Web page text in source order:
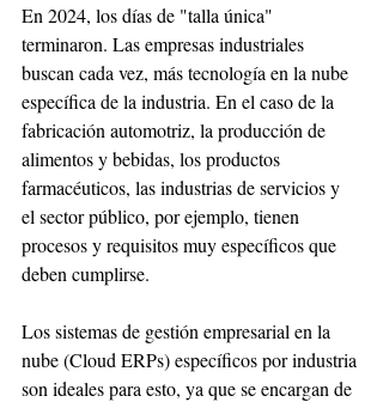
En 2024, los días de "talla única"
terminaron. Las empresas industriales
buscan cada vez, más tecnología en la nube
específica de la industria. En el caso de la
fabricación automotriz, la producción de
alimentos y bebidas, los productos
farmacéuticos, las industrias de servicios y
el sector público, por ejemplo, tienen
procesos y requisitos muy específicos que
deben cumplirse.
Los sistemas de gestión empresarial en la
nube (Cloud ERPs) específicos por industria
son ideales para esto, ya que se encargan de